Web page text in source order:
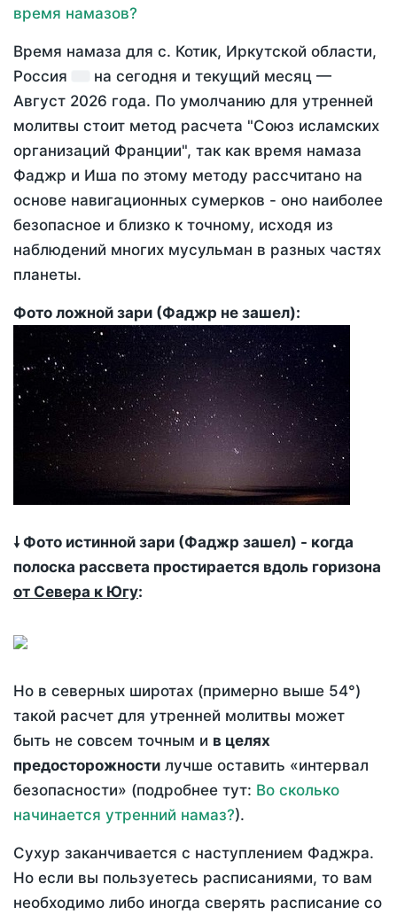
время намазов?
Время намаза для с. Котик, Иркутской области,
Россия
на сегодня и текущий месяц —
Август 2026 года. По умолчанию для утренней
молитвы стоит метод расчета "Союз исламских
организаций Франции", так как время намаза
Фаджр и Иша по этому методу рассчитано на
основе навигационных сумерков - оно наиболее
безопасное и близко к точному, исходя из
наблюдений многих мусульман в разных частях
планеты.
Фото ложной зари (Фаджр не зашел):
🠗 Фото истинной зари (Фаджр зашел) - когда
полоска рассвета простирается вдоль горизона
от Севера к Югу:
Но в северных широтах (примерно выше 54°)
такой расчет для утренней молитвы может
быть не совсем точным и в целях
предосторожности лучше оставить «интервал
безопасности» (подробнее тут: Во сколько
начинается утренний намаз?).
Сухур заканчивается с наступлением Фаджра.
Но если вы пользуетесь расписаниями, то вам
необходимо либо иногда сверять расписание со